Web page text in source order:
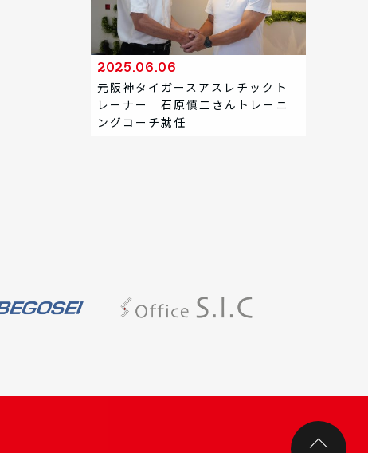
2025.06.06
元阪神タイガースアスレチックト
レーナー 石原慎二さんトレーニ
ングコーチ就任